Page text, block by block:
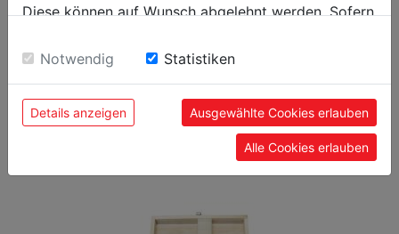
9120058373664
OBLÍBENÉ PRODUKTY
Diese können auf Wunsch abgelehnt werden. Sofern
Einwilligung zu unseren Cookies.
Notwendig Statistiken
Details anzeigen Ausgewählte Cookies erlauben
Alle Cookies erlauben